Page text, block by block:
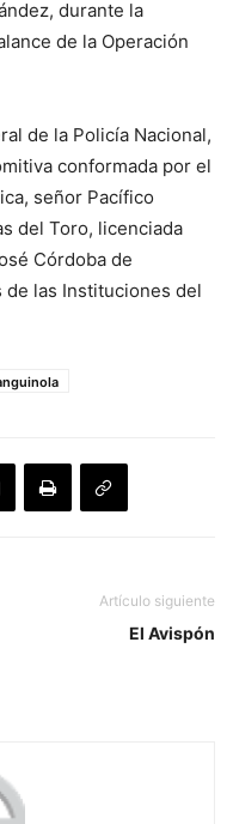
durante la
de la Operación
de la Policía Nacional,
conformada por el
señor Pacífico
del Toro, licenciada
Córdoba de
las Instituciones del
Artículo siguiente
El Avispón